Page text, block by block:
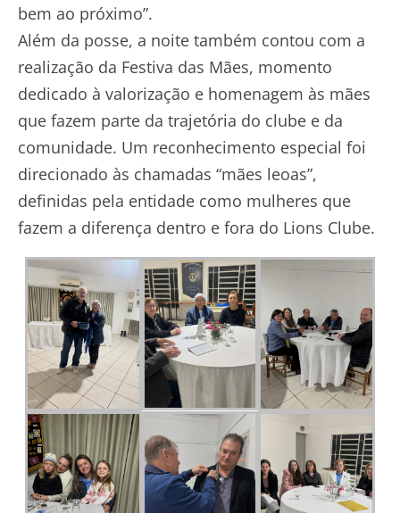
bem ao próximo”.
Além da posse, a noite também contou com a
realização da Festiva das Mães, momento
dedicado à valorização e homenagem às mães
que fazem parte da trajetória do clube e da
comunidade. Um reconhecimento especial foi
direcionado às chamadas “mães leoas”,
definidas pela entidade como mulheres que
fazem a diferença dentro e fora do Lions Clube.